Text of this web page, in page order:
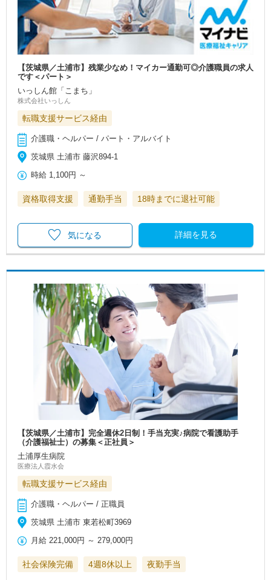
【茨城県／土浦市】残業少なめ！マイカー通勤可◎介護職員の求人
です＜パート＞
いっしん館「こまち」
株式会社いっしん
転職支援サービス経由
介護職・ヘルパー / パート・アルバイト
茨城県 土浦市 藤沢894-1
時給 1,100円 ～
資格取得支援 通勤手当 18時までに退社可能
詳細を見る
気になる
【茨城県／土浦市】完全週休2日制！手当充実♪病院で看護助手
（介護福祉士）の募集＜正社員＞
土浦厚生病院
医療法人霞水会
転職支援サービス経由
介護職・ヘルパー / 正職員
茨城県 土浦市 東若松町3969
月給 221,000円 ～279,000円
社会保険完備 4週8休以上 夜勤手当